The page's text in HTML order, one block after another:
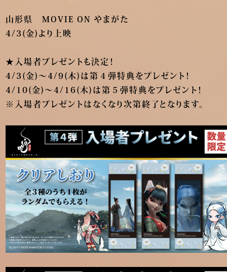
山形県 MOVIE ON やまがた
4/3(金)より上映
★入場者プレゼントも決定！
4/3(金)～4/9(木)は第４弾特典をプレゼント！
4/10(金)～4/16(木)は第５弾特典をプレゼント！
※入場者プレゼントはなくなり次第終了となります。